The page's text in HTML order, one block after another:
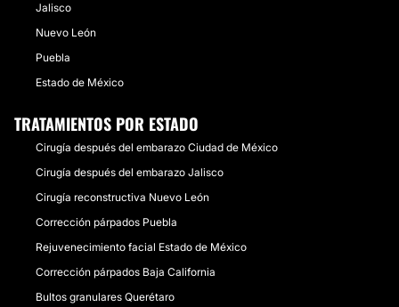
Jalisco
Nuevo León
Puebla
Estado de México
TRATAMIENTOS POR ESTADO
Cirugía después del embarazo Ciudad de México
Cirugía después del embarazo Jalisco
Cirugía reconstructiva Nuevo León
Corrección párpados Puebla
Rejuvenecimiento facial Estado de México
Corrección párpados Baja California
Bultos granulares Querétaro